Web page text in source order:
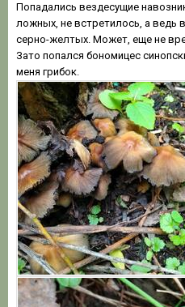
Попадались вездесущие
ложных, не встретилось, а ведь
серно-желтых. Может, еще не
Зато попался бономицес
меня грибок.